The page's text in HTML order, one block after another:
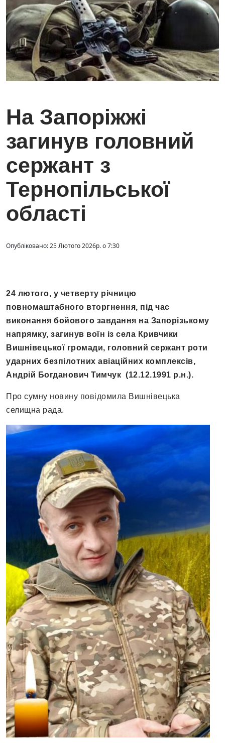
На Запоріжжі
загинув головний
сержант з
Тернопільської
області
Опубліковано: 25 Лютого 2026р. о 7:30
24 лютого, у четверту річницю
повномаштабного вторгнення, під час
виконання бойового завдання на Запорізькому
напрямку, загинув воїн із села Кривчики
Вишнівецької громади, головний сержант роти
ударних безпілотних авіаційних комплексів,
Андрій Богданович Тимчук (12.12.1991 р.н.).
Про сумну новину повідомила Вишнівецька
селищна рада.